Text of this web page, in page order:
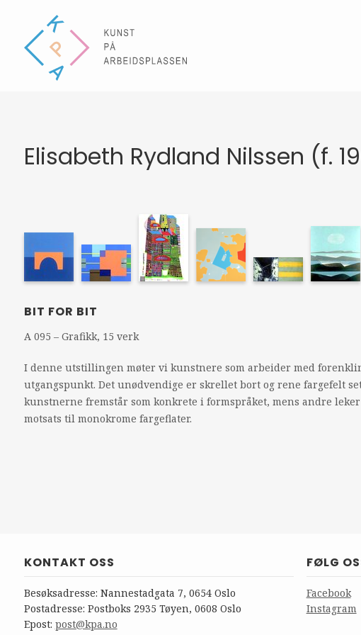
Elisabeth Rydland Nilssen (f.
BIT FOR BIT
A 095 – Grafikk, 15 verk
I denne utstillingen møter vi kunstnere som arbeider med
utgangspunkt. Det unødvendige er skrellet bort og rene fargefelt
kunstnerne fremstår som konkrete i formspråket, mens andre
motsats til monokrome fargeflater.
KONTAKT OSS
Besøksadresse: Nannestadgata 7, 0654 Oslo
Postadresse: Postboks 2935 Tøyen, 0608 Oslo
Epost: post@kpa.no
FØLG
Facebook
Instagram